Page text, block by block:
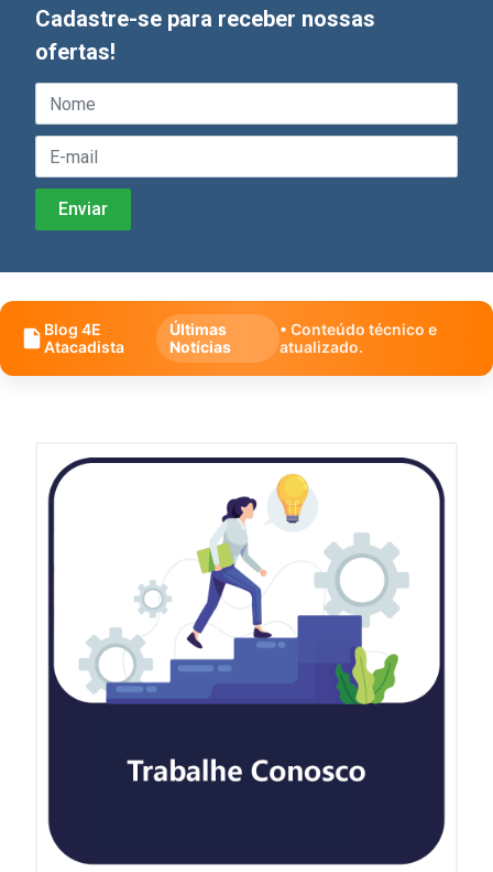
Cadastre-se para receber nossas
ofertas!
Blog 4E
Atacadista
Últimas
Notícias
• Conteúdo técnico e
atualizado.